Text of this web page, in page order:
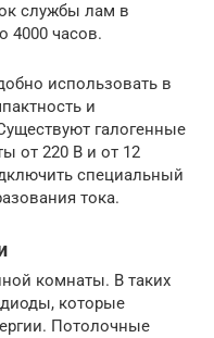
службы лам в
4000 часов.
использовать в
и
галогенные
от 220 В и от 12
специальный
тока.
комнаты. В таких
которые
Потолочные